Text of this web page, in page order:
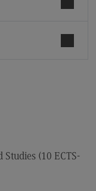
(10 ECTS-